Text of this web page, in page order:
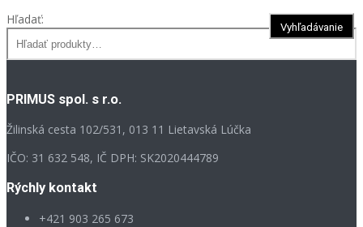
Hľadať:
PRIMUS spol. s r.o.
Žilinská cesta 102/531, 013 11 Lietavská Lúčka
IČO: 31 632 548, IČ DPH: SK2020444789
Rýchly kontakt
+421 903 265 673